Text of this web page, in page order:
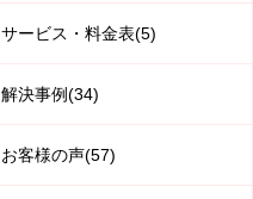
サービス・料金表(5)
解決事例(34)
お客様の声(57)